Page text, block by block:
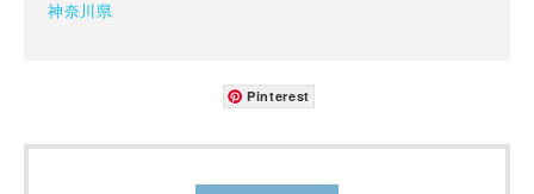
神奈川県
Pinterest